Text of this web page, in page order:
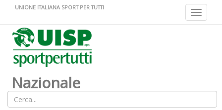
Toggle
UNIONE ITALIANA SPORT PER TUTTI
Nazionale